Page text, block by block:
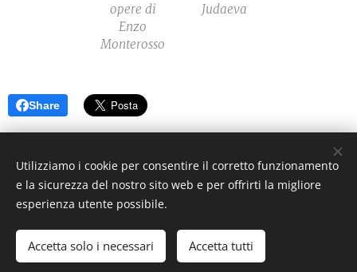
opere di
Enzo
Monterosso
Judaeva
Share
ILoveItaly News Arte e Cultura
informazione artistica e culturale | Tutti i diritti riservati.
Cookies
Utilizziamo i cookie per consentire il corretto funzionamento
e la sicurezza del nostro sito web e per offrirti la migliore
esperienza utente possibile.
Accetta solo i necessari Accetta tutti